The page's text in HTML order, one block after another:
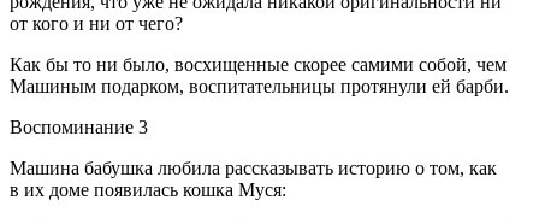
от кого и ни от чего?
Как бы то ни было, восхищенные скорее самими собой, чем
Машиным подарком, воспитательницы протянули ей барби.
Воспоминание 3
Машина бабушка любила рассказывать историю о том, как
в их доме появилась кошка Муся: